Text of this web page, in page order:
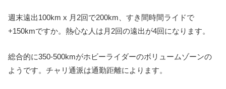
週末遠出100km x 月2回で200km、すき間時間ライドで
+150kmですか。熱心な人は月2回の遠出が4回になります。
総合的に350-500kmがホビーライダーのボリュームゾーンの
ようです。チャリ通派は通勤距離によります。